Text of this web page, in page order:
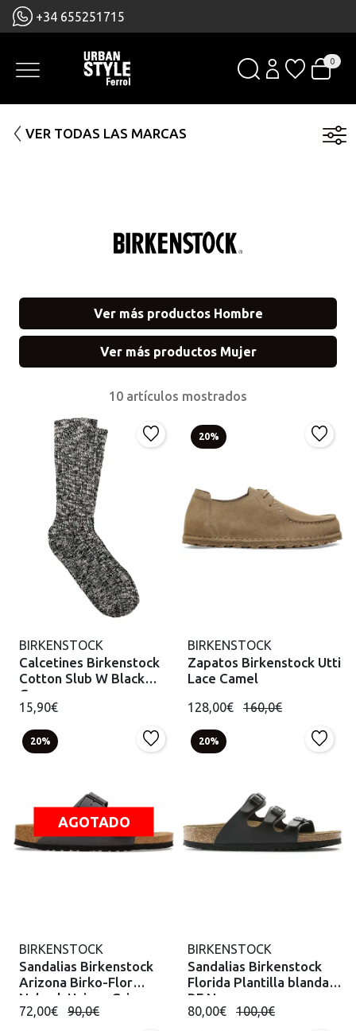
+34 655251715
0
VER TODAS LAS MARCAS
Ver más productos Hombre
Ver más productos Mujer
10 artículos mostrados
BIRKENSTOCK
Calcetines Birkenstock
Cotton Slub W Black
Gray
15,90€
20%
BIRKENSTOCK
Zapatos Birkenstock Utti
Lace Camel
128,00€ 160,0€
20%
AGOTADO
BIRKENSTOCK
Sandalias Birkenstock
Arizona Birko-Flor
Nubuck Unisex Gris
72,00€ 90,0€
20%
BIRKENSTOCK
Sandalias Birkenstock
Florida Plantilla blanda
BF Negro
80,00€ 100,0€